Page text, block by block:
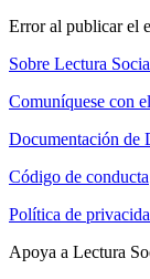
Error al publicar el
Sobre Lectura
Comuníquese con
Documentación de
Código de conducta
Política de
Apoya a Lectura